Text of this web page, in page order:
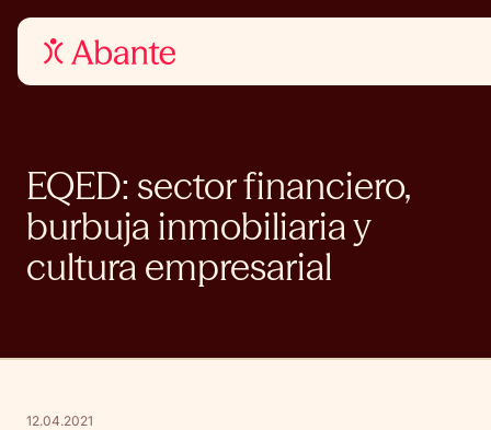
EQED: sector financiero,
burbuja inmobiliaria y
cultura empresarial
12.04.2021